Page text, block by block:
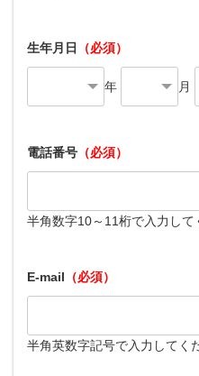
生年月日 （必須）
年 月
電話番号 （必須）
半角数字10～11桁で入力して
E-mail （必須）
半角英数字記号で入力してく